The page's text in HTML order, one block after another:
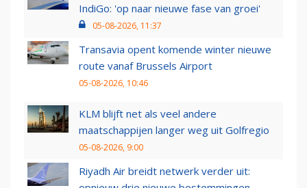
IndiGo: 'op naar nieuwe fase van groei'
05-08-2026, 11:37
Transavia opent komende winter nieuwe
route vanaf Brussels Airport
05-08-2026, 10:46
KLM blijft net als veel andere
maatschappijen langer weg uit Golfregio
05-08-2026, 9:00
Riyadh Air breidt netwerk verder uit: